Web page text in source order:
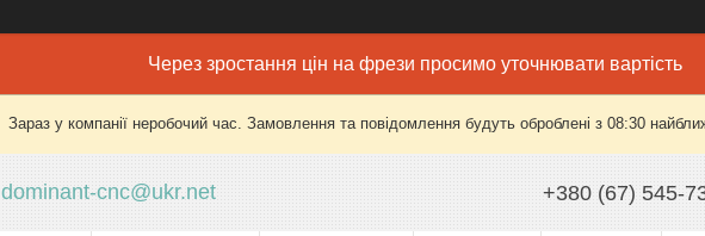
Через зростання цін на фрези просимо уточнювати вартість
Зараз у компанії неробочий час. Замовлення та повідомлення будуть оброблені з 08:30
dominant-cnc@ukr.net +380 (67) 545-